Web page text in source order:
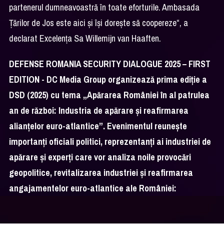
partenerul dumneavoastră în toate eforturile. Ambasada
Țărilor de Jos este aici și își dorește să coopereze“, a
declarat Excelența Sa Willemijn van Haaften.
DEFENSE ROMANIA SECURITY DIALOGUE 2025 – FIRST
EDITION - DC Media Group organizează prima ediție a
DSD (2025) cu tema „Apărarea României în al patrulea
an de război: Industria de apărare și reafirmarea
alianțelor euro-atlantice”. Evenimentul reunește
importanți oficiali politici, reprezentanți ai industriei de
apărare și experți care vor analiza noile provocări
geopolitice, revitalizarea industriei și reafirmarea
angajamentelor euro-atlantice ale României: